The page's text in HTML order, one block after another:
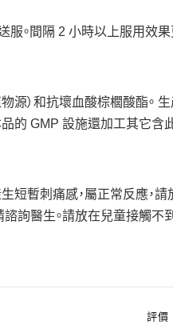
服。間隔 2 小時以上服用效果
源）和抗壞血酸棕櫚酸酯。
的 GMP 設施還加工其它
暫刺痛感，屬正常反應，
諮詢醫生。請放在兒童接觸
評價